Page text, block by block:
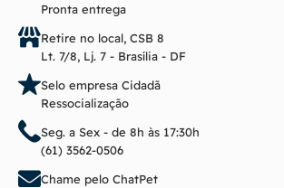
Pronta entrega
Retire no local, CSB 8
Lt. 7/8, Lj. 7 - Brasília - DF
Selo empresa Cidadã
Ressocialização
Seg. a Sex - de 8h às 17:30h
(61) 3562-0506
Chame pelo ChatPet